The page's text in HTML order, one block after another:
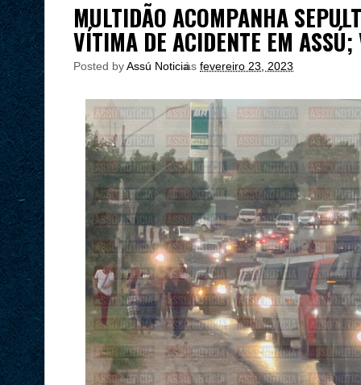
MULTIDÃO ACOMPANHA
VÍTIMA DE ACIDENTE EM ASSÚ;
Posted byAssú Noticia
às fevereiro 23, 2023